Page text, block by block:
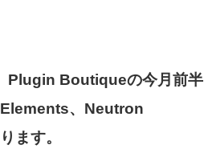
Plugin Boutiqueの今月前半
、Neutron
ます。